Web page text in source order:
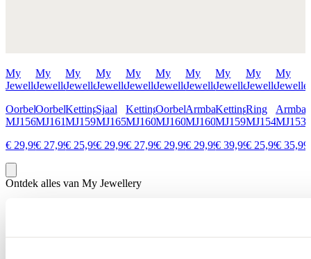
My
Jewellery
Oorbellen
MJ15621
€ 29,99
My
Jewellery
Oorbellen
MJ16115
€ 27,99
My
Jewellery
Ketting
MJ15990
€ 25,99
My
Jewellery
Sjaal
MJ16509
€ 29,99
My
Jewellery
Ketting
MJ16005
€ 27,99
My
Jewellery
Oorbellen
MJ16049
€ 29,99
My
Jewellery
Armband
MJ16021
€ 29,99
My
Jewellery
Ketting
MJ15999
€ 39,99
My
Jewellery
Ring
MJ15496
€ 25,99
My
€ 35,99
Ontdek alles van My Jewellery